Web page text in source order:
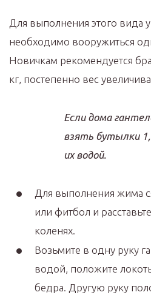
Для выполнения этого вида
необходимо вооружиться
Новичкам рекомендуется
кг, постепенно вес
Если дома
взять бутылки
их водой.
Для выполнения жима
или фитбол и
коленях.
Возьмите в одну руку
водой, положите
бедра. Другую руку